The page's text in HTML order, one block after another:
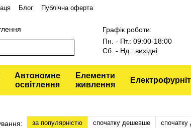
Блог
Публічна оферта
Графік роботи:
Пн. - Пт.: 09:00-18:00
Сб. - Нд.: вихідні
Автономне
освітлення
Елементи
живлення
за популярністю спочатку дешевше